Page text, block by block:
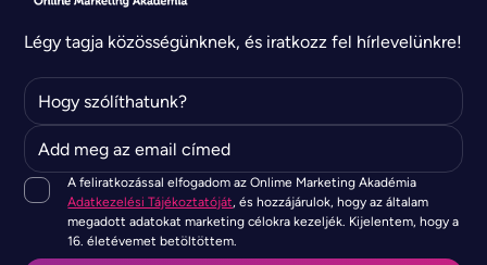
Légy tagja közösségünknek, és iratkozz fel hírlevelünkre!
A feliratkozással elfogadom az Onlime Marketing Akadémia
Adatkezelési Tájékoztatóját, és hozzájárulok, hogy az általam
megadott adatokat marketing célokra kezeljék. Kijelentem, hogy a
16. életévemet betöltöttem.